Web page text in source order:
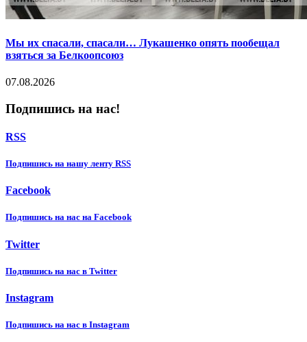
Мы их спасали, спасали… Лукашенко опять пообещал
взяться за Белкоопсоюз
07.08.2026
Подпишись на нас!
RSS
Подпишиcь на нашу ленту RSS
Facebook
Подпишиcь на нас на Facebook
Twitter
Подпишиcь на нас в Twitter
Instagram
Подпишиcь на нас в Instagram